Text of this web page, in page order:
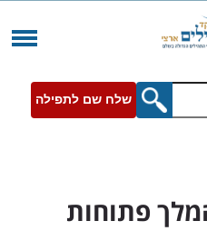
שלח שם לתפילה